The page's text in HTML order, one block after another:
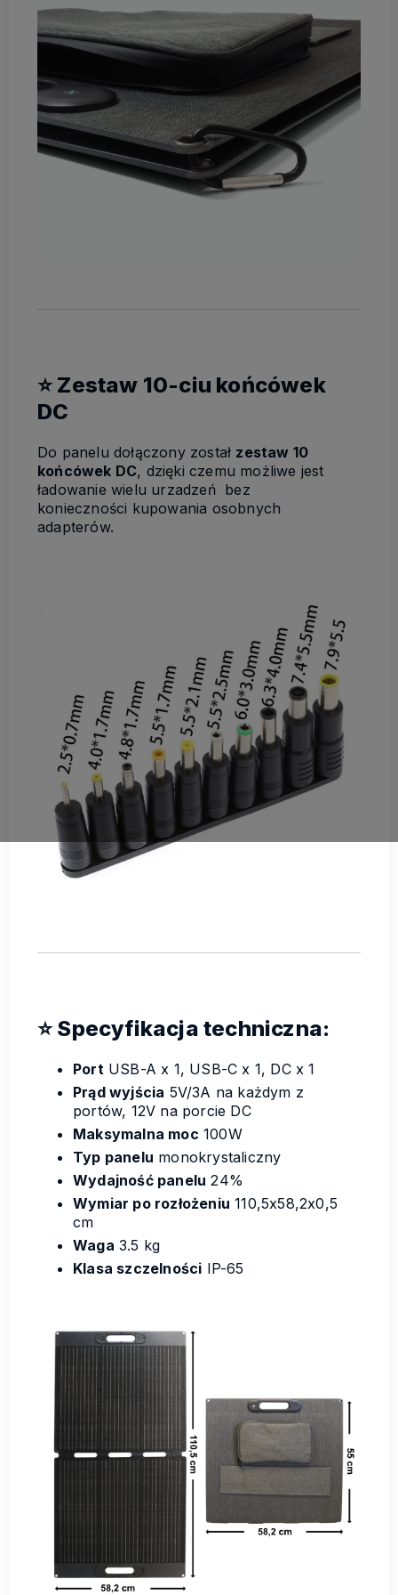
⭐ Zestaw 10-ciu końcówek
DC
Do panelu dołączony został zestaw 10
końcówek DC, dzięki czemu możliwe jest
ładowanie wielu urzadzeń bez
konieczności kupowania osobnych
adapterów.
⭐ Specyfikacja techniczna:
Port USB-A x 1, USB-C x 1, DC x 1
Prąd wyjścia 5V/3A na każdym z
portów, 12V na porcie DC
Maksymalna moc 100W
Typ panelu monokrystaliczny
Wydajność panelu 24%
Wymiar po rozłożeniu 110,5x58,2x0,5
cm
Waga 3.5 kg
Klasa szczelności IP-65